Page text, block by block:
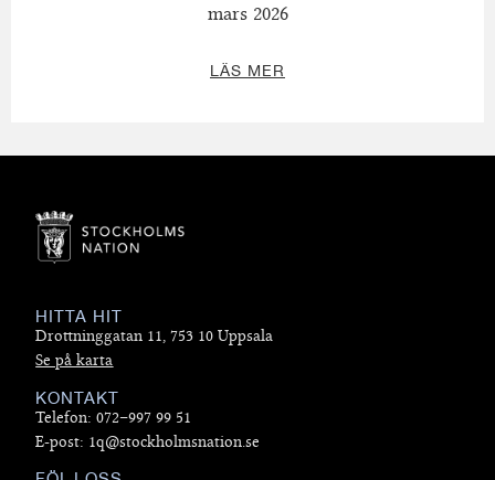
mars 2026
LÄS MER
HITTA HIT
Drottninggatan 11, 753 10 Uppsala
Se på karta
KONTAKT
Telefon: 072–997 99 51
E-post: 1q@stockholmsnation.se